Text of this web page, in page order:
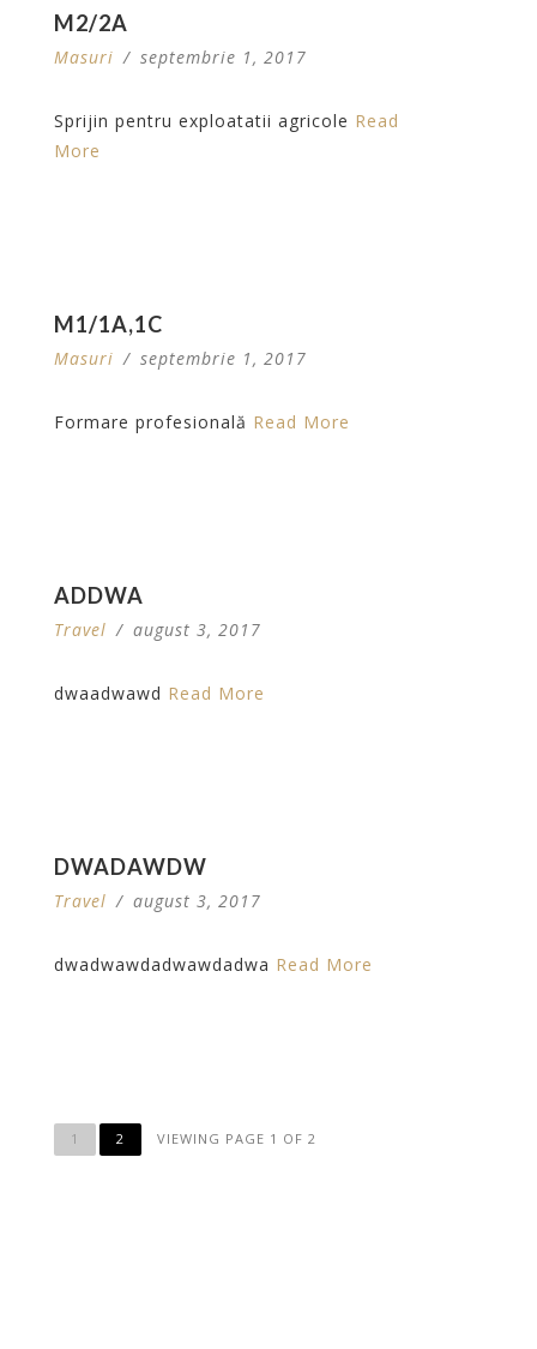
M2/2A
Masuri / septembrie 1, 2017
Sprijin pentru exploatatii agricole Read
More
M1/1A,1C
Masuri / septembrie 1, 2017
Formare profesională Read More
ADDWA
Travel / august 3, 2017
dwaadwawd Read More
DWADAWDW
Travel / august 3, 2017
dwadwawdadwawdadwa Read More
1 2 VIEWING PAGE 1 OF 2